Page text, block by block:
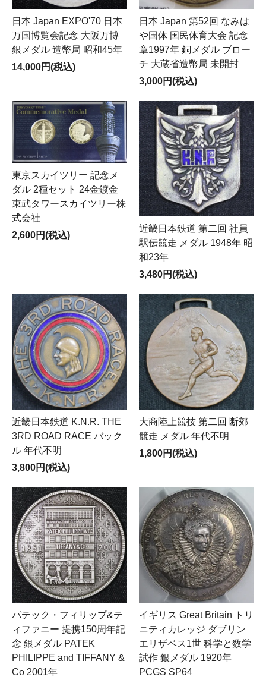
日本 Japan EXPO'70 日本
万国博覧会記念 大阪万博
銀メダル 造幣局 昭和45年
14,000円(税込)
日本 Japan 第52回 なみは
や国体 国民体育大会 記念
章1997年 銅メダル ブロー
チ 大蔵省造幣局 未開封
3,000円(税込)
東京スカイツリー 記念メ
ダル 2種セット 24金鍍金
東武タワースカイツリー株
式会社
2,600円(税込)
近畿日本鉄道 第二回 社員
駅伝競走 メダル 1948年 昭
和23年
3,480円(税込)
近畿日本鉄道 K.N.R. THE
3RD ROAD RACE バック
ル 年代不明
3,800円(税込)
大商陸上競技 第二回 断郊
競走 メダル 年代不明
1,800円(税込)
パテック・フィリップ&テ
ィファニー 提携150周年記
念 銀メダル PATEK
PHILIPPE and TIFFANY &
Co 2001年
イギリス Great Britain トリ
ニティカレッジ ダブリン
エリザベス1世 科学と数学
試作 銀メダル 1920年
PCGS SP64